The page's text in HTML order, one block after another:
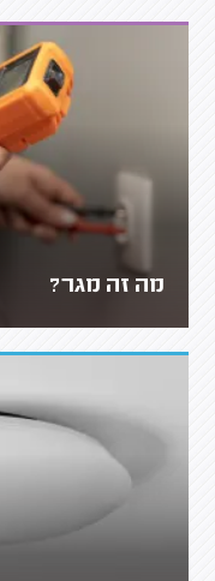
מה זה מגר?